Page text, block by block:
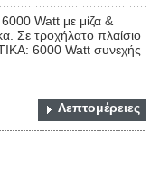
Watt με μίζα &
Σε τροχήλατο πλαίσιο
6000 Watt συνεχής
Λεπτομέρειες